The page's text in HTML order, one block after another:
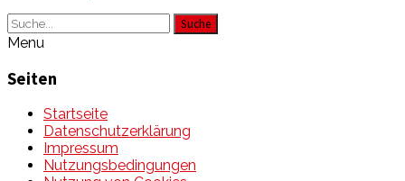
Suche
Menu
Seiten
Startseite
Datenschutzerklärung
Impressum
Nutzungsbedingungen